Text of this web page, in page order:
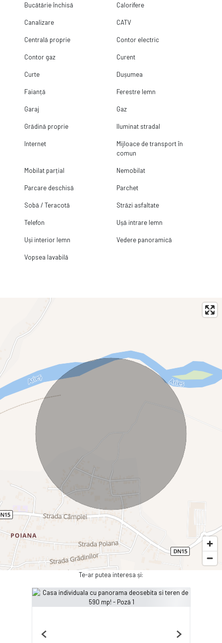
Bucătărie închisă Calorifere
Canalizare CATV
Centrală proprie Contor electric
Contor gaz Curent
Curte Dușumea
Faianță Ferestre lemn
Garaj Gaz
Grădină proprie Iluminat stradal
Internet
Mijloace de transport în
comun
Mobilat parțial Nemobilat
Parcare deschisă Parchet
Sobă / Teracotă Străzi asfaltate
Telefon Ușă intrare lemn
Uși interior lemn Vedere panoramică
Vopsea lavabilă
Te-ar putea interesa și:
Previous Next